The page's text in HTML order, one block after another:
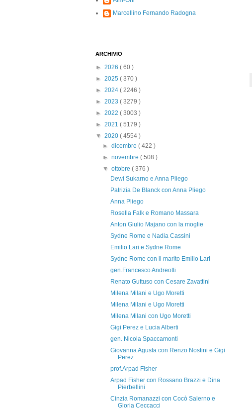
Marcellino Fernando Radogna
ARCHIVIO
► 2026 ( 60 )
► 2025 ( 370 )
► 2024 ( 2246 )
► 2023 ( 3279 )
► 2022 ( 3003 )
► 2021 ( 5179 )
▼ 2020 ( 4554 )
►dicembre( 422 )
►novembre( 508 )
▼ottobre( 376 )
Dewi Sukarno e Anna Pliego
Patrizia De Blanck con Anna Pliego
Anna Pliego
Rosella Falk e Romano Massara
Anton Giulio Majano con la moglie
Sydne Rome e Nadia Cassini
Emilio Lari e Sydne Rome
Sydne Rome con il marito Emilio Lari
gen.Francesco Andreotti
Renato Guttuso con Cesare Zavattini
Milena Milani e Ugo Moretti
Milena Milani e Ugo Moretti
Milena Milani con Ugo Moretti
Gigi Perez e Lucia Alberti
gen. Nicola Spaccamonti
Giovanna Agusta con Renzo Nostini e Gigi
Perez
prof.Arpad Fisher
Arpad Fisher con Rossano Brazzi e Dina
Pierbellini
Cinzia Romanazzi con Cocò Salerno e
Gloria Ceccacci